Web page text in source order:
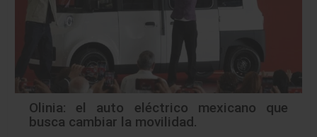
Olinia: el auto eléctrico mexicano que
busca cambiar la movilidad.